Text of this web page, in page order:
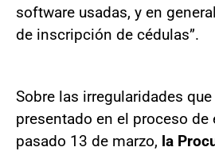
software usadas, y en
de inscripción de cédulas”.
Sobre las irregularidades
presentado en el proceso de
pasado 13 de marzo, la